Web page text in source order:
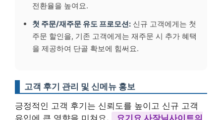
전환율을 높여요.
첫 주문/재주문 유도 프로모션: 신규 고객에게는 첫
주문 할인을, 기존 고객에게는 재주문 시 추가 혜택
을 제공하여 단골 확보에 힘써요.
고객 후기 관리 및 신메뉴 홍보
긍정적인 고객 후기는 신뢰도를 높이고 신규 고객
유입에 큰 영향을 미쳐요.
요기요 사장님사이트의